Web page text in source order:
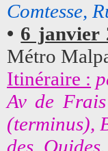
Comtesse,
• 6 janvier
Métro
Itinéraire :
Av de
(terminus),
des